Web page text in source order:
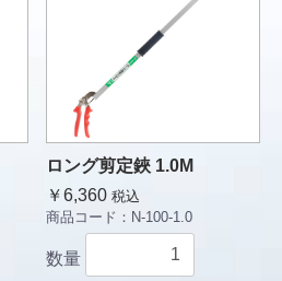
ロング剪定鋏 1.0M
￥6,360 税込
商品コード： N-100-1.0
数量